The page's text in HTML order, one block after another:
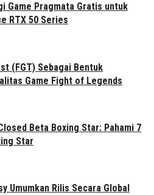
Game Pragmata Gratis untuk
RTX 50 Series
(FGT) Sebagai Bentuk
Game Fight of Legends
Beta Boxing Star: Pahami 7
Star
Umumkan Rilis Secara Global